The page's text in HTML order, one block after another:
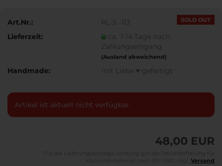
SOLD OUT
Art.Nr.:
RL-S -113
Lieferzeit:
ca. 7-14 Tage nach
Zahlungseingang
(Ausland abweichend)
Handmade: mit Liebe ♥ gefertigt
Artikel ist aktuell nicht verfügbar.
48,00 EUR
Versand